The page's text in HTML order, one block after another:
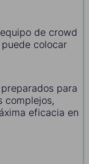
de crowd
colocar
para
complejos,
eficacia en